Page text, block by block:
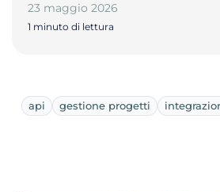
23 maggio 2026
1 minuto di lettura
api gestione progetti